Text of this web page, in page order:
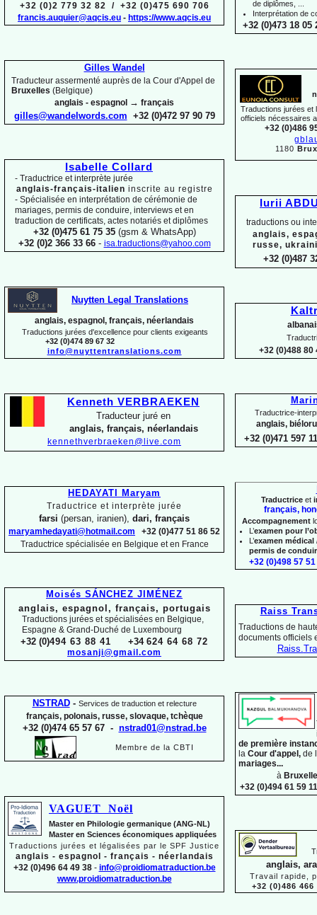
de diplômes, ...
Interprétation de
+32 (0)473 18 05
Traductions jurées et
officiels nécessaires
+32 (0)486
1180
Iurii
traductions ou
anglais,
russe,
+32 (0)487
+32 (0)488 80
Traductrice-
anglais,
+32 (0)471 597
Traductrice et
français,
Accompagnement
L’examen pour
L’examen
permis de
+32 (0)498 57 51
Raiss
Traductions de
documents officiels
Raiss.
de première
la Cour d'appel, de
mariages...
à
+32 (0)494 61 59 11
anglais,
Travail rapide,
+32 (0)486 466
+32 (0)2 779 32 82 / +32 (0)475 690 706
francis.auquier@aqcis.eu - https://www.aqcis.eu
Gilles Wandel
Traducteur assermenté auprès de la Cour d'Appel de
Bruxelles (Belgique)
anglais - espagnol → français
gilles@wandelwords.com +32 (0)472 97 90 79
Isabelle Collard
- Traductrice et interprète jurée
anglais-français-italien inscrite au registre
- Spécialisée en interprétation de cérémonie de
mariages, permis de conduire, interviews et en
traduction de certificats, actes notariés et diplômes
+32 (0)475 61 75 35(gsm & WhatsApp)
+32 (0)2 366 33 66 - isa.traductions@yahoo.com
Nuytten Legal Translations
anglais, espagnol, français, néerlandais
Traductions jurées d'excellence pour clients exigeants
+32 (0)474 89 67 32
info@nuyttentranslations.com
Kenneth VERBRAEKEN
Traducteur juré en
anglais, français, néerlandais
kennethverbraeken@live.com
HEDAYATI Maryam
Traductrice et interprète jurée
farsi (persan, iranien), dari, français
maryamhedayati@hotmail.com +32 (0)477 51 86 52
Traductrice spécialisée en Belgique et en France
Moisés SÁNCHEZ JIMÉNEZ
anglais, espagnol, français, portugais
Traductions jurées et spécialisées en Belgique,
Espagne & Grand-Duché de Luxembourg
+32 (0)494 63 88 41 +34 624 64 68 72
mosanji@gmail.com
NSTRAD- Services de traduction et relecture
français, polonais, russe, slovaque, tchèque
+32 (0)474 65 57 67 - nstrad01@nstrad.be
Membre de la CBTI
VAGUET Noël
Master en Philologie germanique (ANG-NL)
Master en Sciences économiques appliquées
Traductions jurées et légalisées par le SPF Justice
anglais - espagnol - français - néerlandais
+32 (0)496 64 49 38 - info@proidiomatraduction.be
www.proidiomatraduction.be